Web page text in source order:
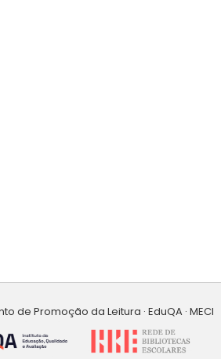
de Promoção da Leitura · EduQA · MECI